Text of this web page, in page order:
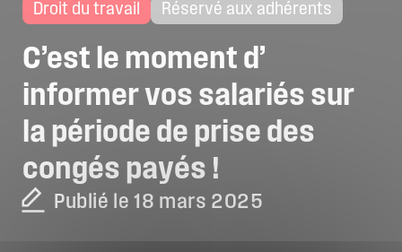
Droit du travail Réservé aux adhérents
C’est le moment d’
informervos salariés sur
la période de prise des
congés payés !
Publié le 18 mars 2025